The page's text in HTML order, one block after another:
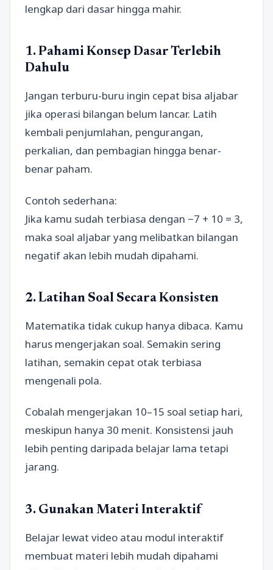
lengkap dari dasar hingga mahir.
1. Pahami Konsep Dasar Terlebih
Dahulu
Jangan terburu-buru ingin cepat bisa aljabar
jika operasi bilangan belum lancar. Latih
kembali penjumlahan, pengurangan,
perkalian, dan pembagian hingga benar-
benar paham.
Contoh sederhana:
Jika kamu sudah terbiasa dengan −7 + 10 = 3,
maka soal aljabar yang melibatkan bilangan
negatif akan lebih mudah dipahami.
2. Latihan Soal Secara Konsisten
Matematika tidak cukup hanya dibaca. Kamu
harus mengerjakan soal. Semakin sering
latihan, semakin cepat otak terbiasa
mengenali pola.
Cobalah mengerjakan 10–15 soal setiap hari,
meskipun hanya 30 menit. Konsistensi jauh
lebih penting daripada belajar lama tetapi
jarang.
3. Gunakan Materi Interaktif
Belajar lewat video atau modul interaktif
membuat materi lebih mudah dipahami